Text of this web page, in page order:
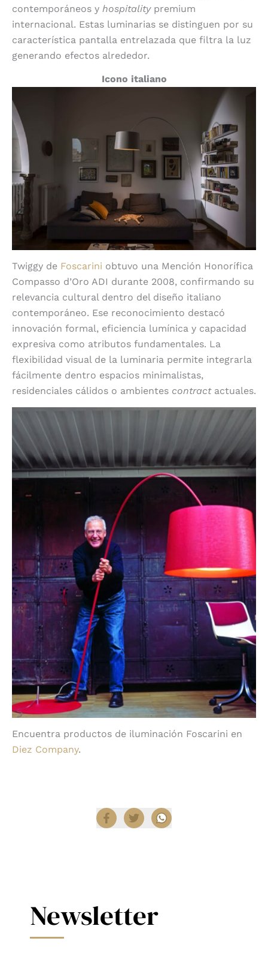
contemporáneos y hospitalitypremium
internacional. Estas luminarias se distinguen por su
característica pantalla entrelazada que filtra la luz
generando efectos alrededor.
Icono italiano
Twiggy de Foscarini obtuvo una Mención Honorífica
Compasso d’Oro ADI durante 2008, confirmando su
relevancia cultural dentro del diseño italiano
contemporáneo. Ese reconocimiento destacó
innovación formal, eficiencia lumínica y capacidad
expresiva como atributos fundamentales. La
flexibilidad visual de la luminaria permite integrarla
fácilmente dentro espacios minimalistas,
residenciales cálidos o ambientes contractactuales.
Encuentra productos de iluminación Foscarini en
Diez Company.
Newsletter